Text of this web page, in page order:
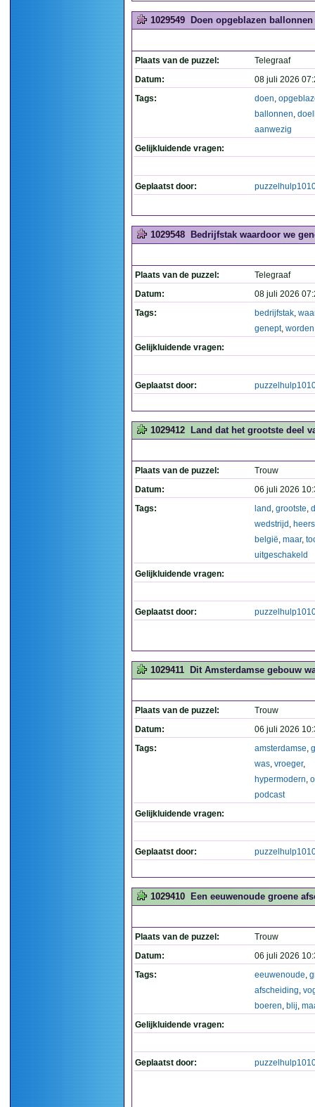
1029549 Doen opgeblazen
Plaats van de puzzel:
Telegraaf
Datum:
08 juli 2026
Tags:
doen,
ballonnen,
aanwezig
Gelijkluidende vragen:
Geplaatst door:
1029548 Bedrijfstak waardoor we
Plaats van de puzzel:
Telegraaf
Datum:
08 juli 2026
Tags:
bedrijfstak,
genept, worden
Gelijkluidende vragen:
Geplaatst door:
1029412 Land dat het grootste deel
Plaats van de puzzel:
Trouw
Datum:
06 juli 2026
Tags:
land , grootste,
wedstrijd ,
belgië, maar,
uitgeschakeld
Gelijkluidende vragen:
Geplaatst door:
1029411 Dit Amsterdamse gebouw
Plaats van de puzzel:
Trouw
Datum:
06 juli 2026
Tags:
amsterdamse,
was, vroeger,
hypermodern,
podcast
Gelijkluidende vragen:
Geplaatst door:
1029410 Een eeuwenoude groene
Plaats van de puzzel:
Trouw
Datum:
06 juli 2026
Tags:
eeuwenoude,
afscheiding,
boeren, blij,
Gelijkluidende vragen:
Geplaatst door: